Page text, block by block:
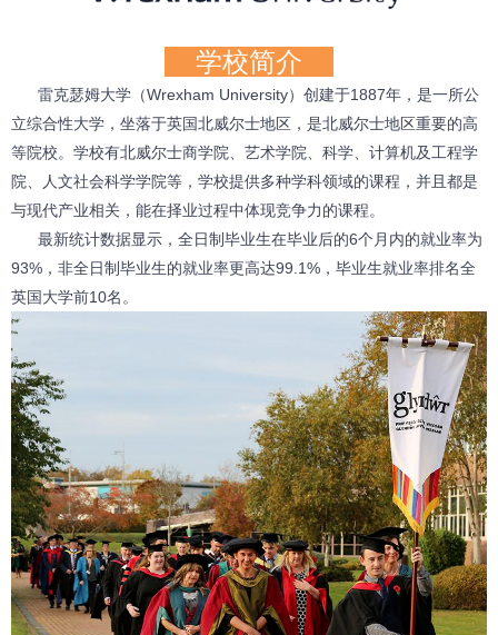
学校简介
雷克瑟姆大学 （Wrexham University）创建于1887年，是一所公
立综合性大学，坐落于英国北威尔士地区，是北威尔士地区重要的高
等院校。学校有北威尔士商学院、艺术学院、科学、计算机及工程学
院、人文社会科学学院等，学校提供多种学科领域的课程，并且都是
与现代产业相关，能在择业过程中体现竞争力的课程。
最新统计数据显示，全日制毕业生在毕业后的6个月内的就业率为
93%，非全日制毕业生的就业率更高达99.1%，毕业生就业率排名全
英国大学前10名。